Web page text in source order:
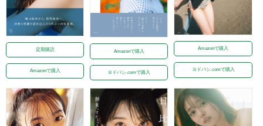
定期購読
Amazonで購入
Amazonで購入
ヨドバシ.comで購入
Amazonで購入
ヨドバシ.comで購入